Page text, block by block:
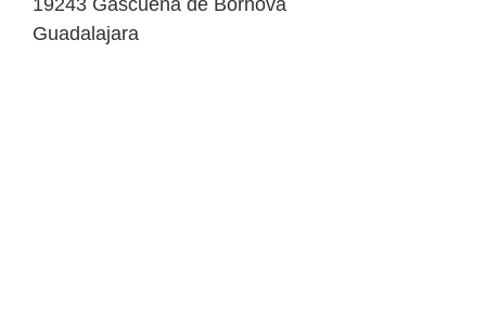
19243 Gascueña de Bornova
Guadalajara